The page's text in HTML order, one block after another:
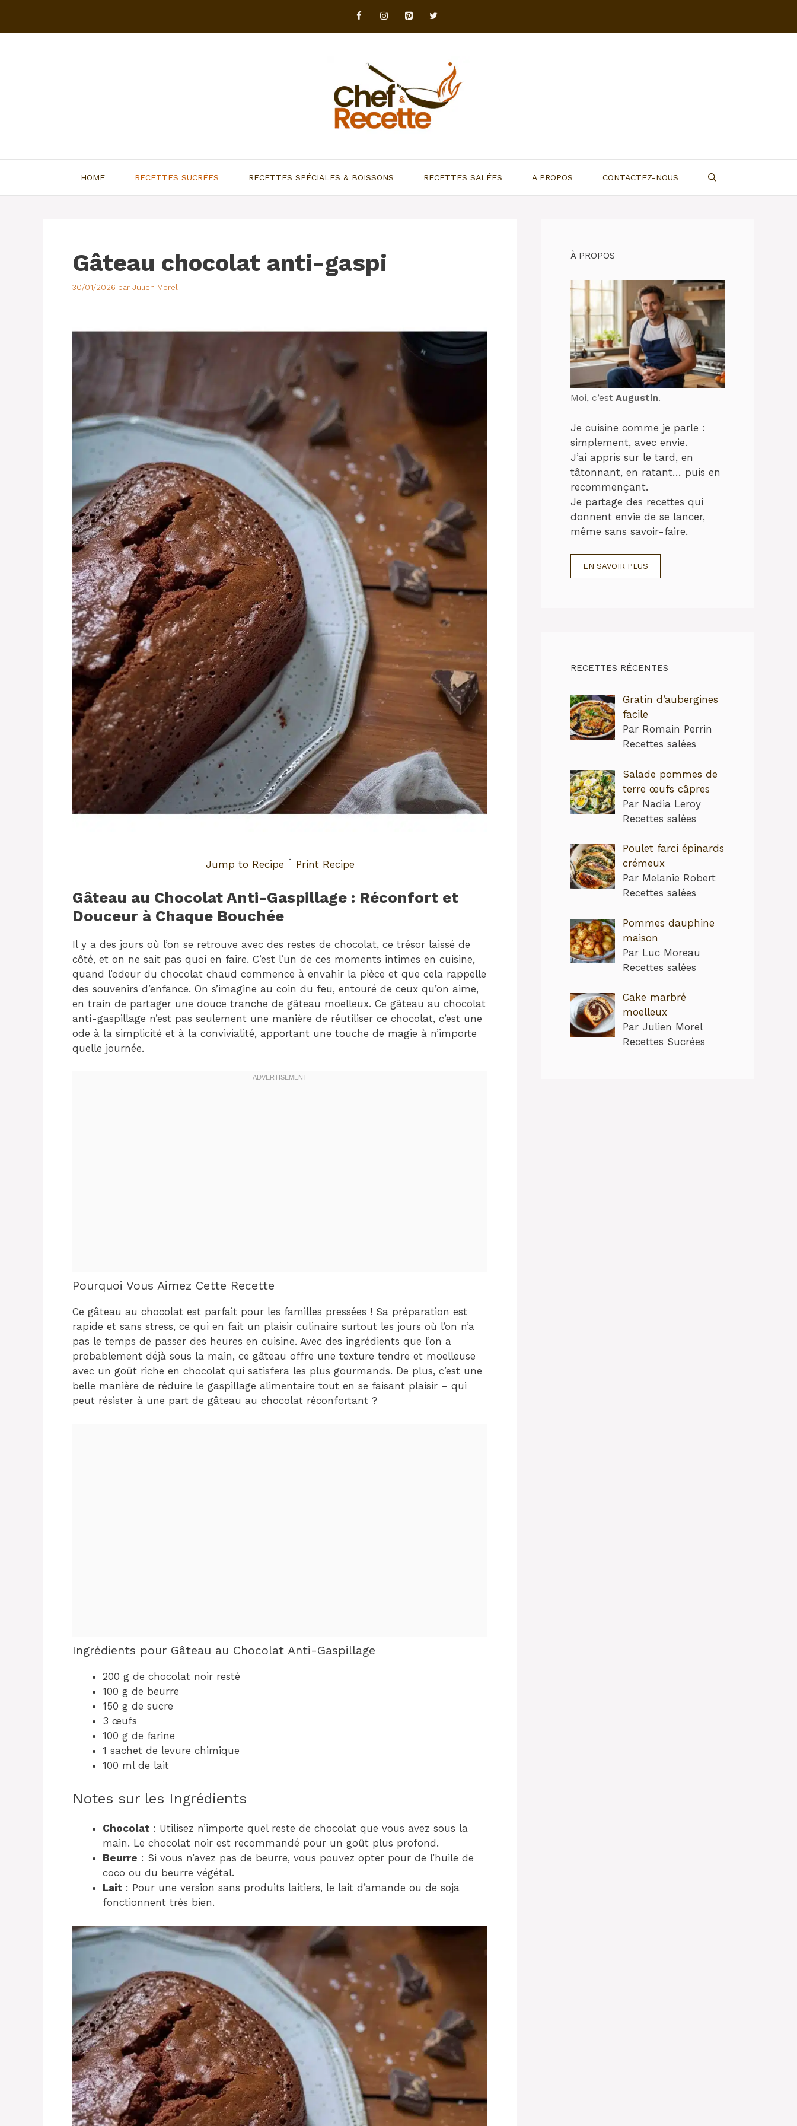
contenu
HOME RECETTES SUCRÉES RECETTES SPÉCIALES & BOISSONS RECETTES SALÉES A PROPOS CONTACTEZ-NOUS
Gâteau chocolat anti-gaspi
30/01/2026 par Julien Morel
Jump to Recipe · Print Recipe
Gâteau au Chocolat Anti-Gaspillage : Réconfort et
Douceur à Chaque Bouchée
Il y a des jours où l’on se retrouve avec des restes de chocolat, ce trésor laissé de
côté, et on ne sait pas quoi en faire. C’est l’un de ces moments intimes en cuisine,
quand l’odeur du chocolat chaud commence à envahir la pièce et que cela rappelle
des souvenirs d’enfance. On s’imagine au coin du feu, entouré de ceux qu’on aime,
en train de partager une douce tranche de gâteau moelleux. Ce gâteau au chocolat
anti-gaspillage n’est pas seulement une manière de réutiliser ce chocolat, c’est une
ode à la simplicité et à la convivialité, apportant une touche de magie à n’importe
quelle journée.
Pourquoi Vous Aimez Cette Recette
Ce gâteau au chocolat est parfait pour les familles pressées ! Sa préparation est
rapide et sans stress, ce qui en fait un plaisir culinaire surtout les jours où l’on n’a
pas le temps de passer des heures en cuisine. Avec des ingrédients que l’on a
probablement déjà sous la main, ce gâteau offre une texture tendre et moelleuse
avec un goût riche en chocolat qui satisfera les plus gourmands. De plus, c’est une
belle manière de réduire le gaspillage alimentaire tout en se faisant plaisir – qui
peut résister à une part de gâteau au chocolat réconfortant ?
Ingrédients pour Gâteau au Chocolat Anti-Gaspillage
200 g de chocolat noir resté
100 g de beurre
150 g de sucre
3 œufs
100 g de farine
1 sachet de levure chimique
100 ml de lait
Notes sur les Ingrédients
Chocolat : Utilisez n’importe quel reste de chocolat que vous avez sous la
main. Le chocolat noir est recommandé pour un goût plus profond.
Beurre : Si vous n’avez pas de beurre, vous pouvez opter pour de l’huile de
coco ou du beurre végétal.
Lait : Pour une version sans produits laitiers, le lait d’amande ou de soja
fonctionnent très bien.
À PROPOS
Moi, c’est Augustin.
Je cuisine comme je parle :
simplement, avec envie.
J’ai appris sur le tard, en
tâtonnant, en ratant… puis en
recommençant.
Je partage des recettes qui
donnent envie de se lancer,
même sans savoir-faire.
EN SAVOIR PLUS
RECETTES RÉCENTES
Gratin d’aubergines
facile
Par Romain Perrin
Recettes salées
Salade pommes de
terre œufs câpres
Par Nadia Leroy
Recettes salées
Poulet farci épinards
crémeux
Par Melanie Robert
Recettes salées
Pommes dauphine
maison
Par Luc Moreau
Recettes salées
Cake marbré
moelleux
Par Julien Morel
Recettes Sucrées